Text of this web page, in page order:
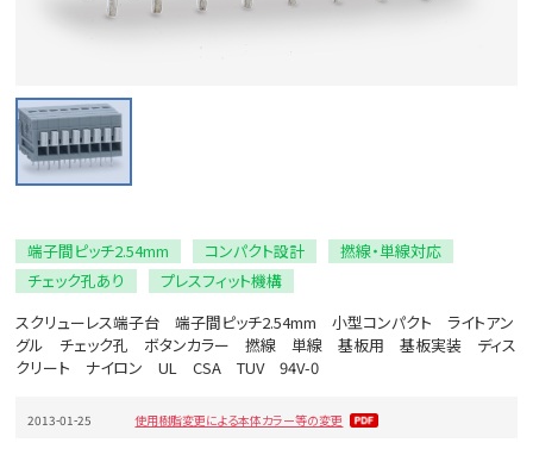
端子間ピッチ2.54mm コンパクト設計
撚線・単線対応
チェック孔あり
プレスフィット機構
スクリューレス端子台 端子間ピッチ2.54mm 小型コンパクト ライトアン
グル チェック孔 ボタンカラー 撚線 単線 基板用 基板実装 ディス
クリート ナイロン UL CSA TUV 94V-0
2013-01-25 使用樹脂変更による本体カラー等の変更